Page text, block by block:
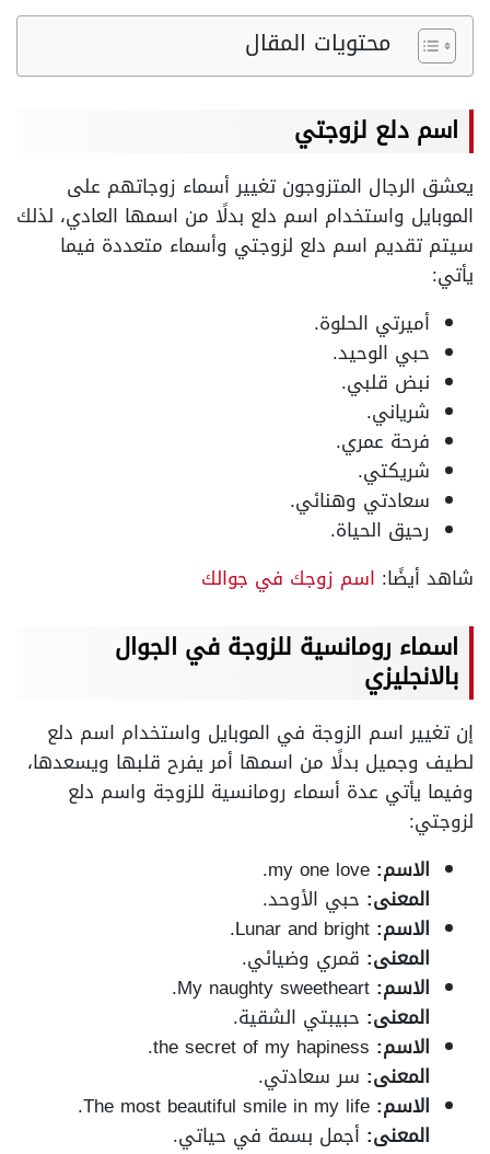
محتويات المقال
اسم دلع لزوجتي
يعشق الرجال المتزوجون تغيير أسماء زوجاتهم على
الموبايل واستخدام اسم دلع بدلًا من اسمها العادي، لذلك
سيتم تقديم اسم دلع لزوجتي وأسماء متعددة فيما
يأتي:
أميرتي الحلوة.
حبي الوحيد.
نبض قلبي.
شرياني.
فرحة عمري.
شريكتي.
سعادتي وهنائي.
رحيق الحياة.
شاهد أيضًا: اسم زوجك في جوالك
اسماء رومانسية للزوجة في الجوال
بالانجليزي
إن تغيير اسم الزوجة في الموبايل واستخدام اسم دلع
لطيف وجميل بدلًا من اسمها أمر يفرح قلبها ويسعدها،
وفيما يأتي عدة أسماء رومانسية للزوجة واسم دلع
لزوجتي:
الاسم:
المعنى: حبي الأوحد.
الاسم:
المعنى: قمري وضيائي.
الاسم:
المعنى: حبيبتي الشقية.
الاسم:
المعنى: سر سعادتي.
الاسم:
المعنى: أجمل بسمة في حياتي.